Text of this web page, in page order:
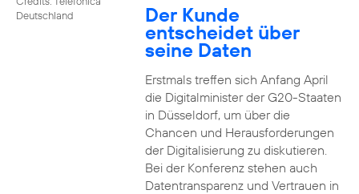
Deutschland
Der Kunde
entscheidet über
seine Daten
Erstmals treffen sich Anfang April
die Digitalminister der G20-Staaten
in Düsseldorf, um über die
Chancen und Herausforderungen
der Digitalisierung zu diskutieren.
Bei der Konferenz stehen auch
Datentransparenz und Vertrauen in